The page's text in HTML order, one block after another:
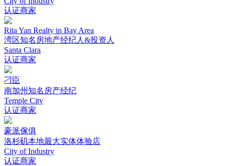
认证商家
Rita Yan Realty in Bay Area
湾区知名房地产经纪人&投资人
Santa Clara
认证商家
刁臣
南加州知名房产经纪
Temple City
认证商家
豪派傢俱
洛杉矶本地最大实体体验店
City of Industry
认证商家